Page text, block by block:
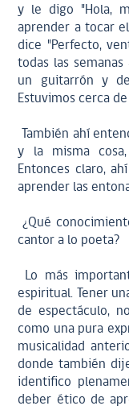
y le digo "Hola,
aprender a tocar
dice "Perfecto,
todas las
un guitarrón y
Estuvimos cerca
También ahí
y la misma
Entonces claro,
aprender las
¿Qué
cantor a lo poeta?
Lo más
espiritual. Tener
de espectáculo,
como una pura
musicalidad
donde también
identifico
deber ético de